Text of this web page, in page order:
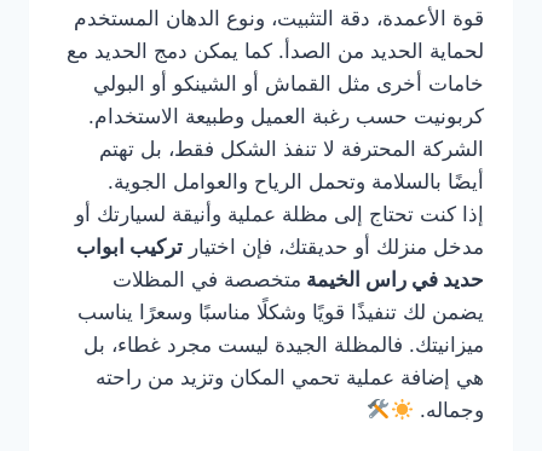
قوة الأعمدة، دقة التثبيت، ونوع الدهان المستخدم
لحماية الحديد من الصدأ. كما يمكن دمج الحديد مع
خامات أخرى مثل القماش أو الشينكو أو البولي
كربونيت حسب رغبة العميل وطبيعة الاستخدام.
الشركة المحترفة لا تنفذ الشكل فقط، بل تهتم
أيضًا بالسلامة وتحمل الرياح والعوامل الجوية.
إذا كنت تحتاج إلى مظلة عملية وأنيقة لسيارتك أو
مدخل منزلك أو حديقتك، فإن اختيار تركيب ابواب
حديد في راس الخيمة متخصصة في المظلات
يضمن لك تنفيذًا قويًا وشكلًا مناسبًا وسعرًا يناسب
ميزانيتك. فالمظلة الجيدة ليست مجرد غطاء، بل
هي إضافة عملية تحمي المكان وتزيد من راحته
وجماله.